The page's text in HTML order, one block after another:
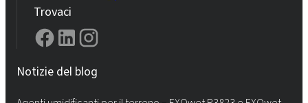
Trovaci
Notizie del blog